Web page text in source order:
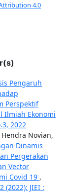
4.0
Pengaruh
Perspektif
Ilmiah Ekonomi
2022
Novian,
Dinamis
Pergerakan
Vector
Covid 19 ,
(2022): JIEI :